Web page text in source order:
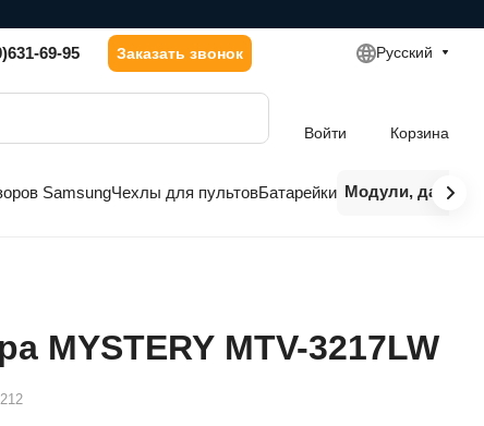
69-95 Заказать звонок Русский
Войти Корзина
SamsungЧехлы для пультовБатарейки Модули,
MYSTERY MTV-3217LW